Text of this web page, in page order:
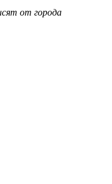
от города